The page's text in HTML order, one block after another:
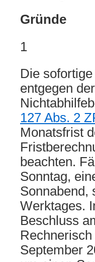
Gründe
1
Die
entgegen
127 Abs. 2
Monatsfrist
beachten.
Sonntag,
Sonnabend,
Werktages.
Beschluss
September